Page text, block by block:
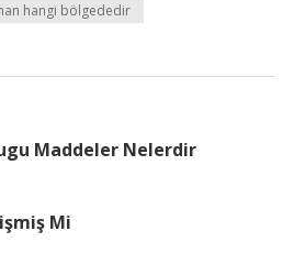
hangi bölgededir
Maddeler Nelerdir
Mi